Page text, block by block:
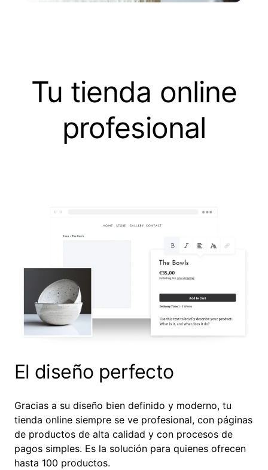
Tu tienda online
profesional
El diseño perfecto
Gracias a su diseño bien definido y moderno, tu
tienda online siempre se ve profesional, con páginas
de productos de alta calidad y con procesos de
pagos simples. Es la solución para quienes ofrecen
hasta 100 productos.